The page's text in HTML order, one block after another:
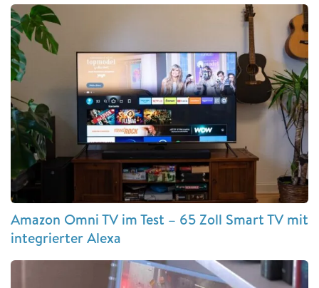
Amazon Omni TV im Test – 65 Zoll Smart TV mit
integrierter Alexa